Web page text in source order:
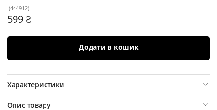
(444912)
599 ₴
Додати в кошик
Характеристики
Опис товару